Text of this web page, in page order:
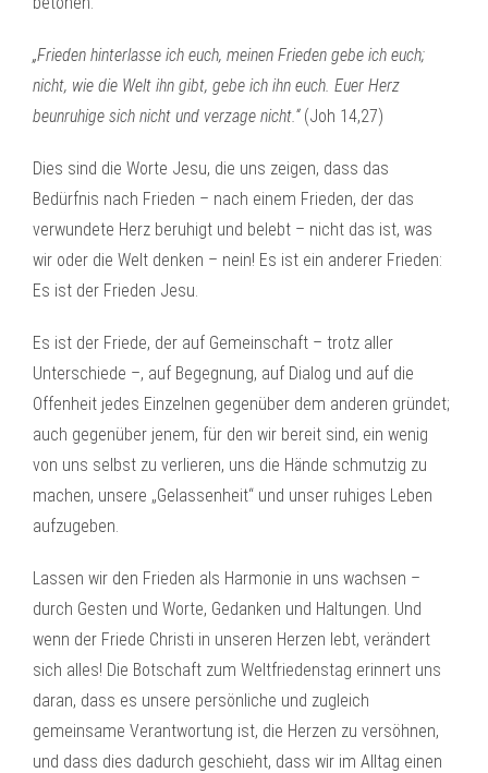
„Frieden hinterlasse ich euch, meinen Frieden gebe ich euch;
nicht, wie die Welt ihn gibt, gebe ich ihn euch. Euer Herz
beunruhige sich nicht und verzage nicht.“(Joh 14,27)
Dies sind die Worte Jesu, die uns zeigen, dass das
Bedürfnis nach Frieden – nach einem Frieden, der das
verwundete Herz beruhigt und belebt – nicht das ist, was
wir oder die Welt denken – nein! Es ist ein anderer Frieden:
Es ist der Frieden Jesu.
Es ist der Friede, der auf Gemeinschaft – trotz aller
Unterschiede –, auf Begegnung, auf Dialog und auf die
Offenheit jedes Einzelnen gegenüber dem anderen gründet;
auch gegenüber jenem, für den wir bereit sind, ein wenig
von uns selbst zu verlieren, uns die Hände schmutzig zu
machen, unsere „Gelassenheit“ und unser ruhiges Leben
aufzugeben.
Lassen wir den Frieden als Harmonie in uns wachsen –
durch Gesten und Worte, Gedanken und Haltungen. Und
wenn der Friede Christi in unseren Herzen lebt, verändert
sich alles! Die Botschaft zum Weltfriedenstag erinnert uns
daran, dass es unsere persönliche und zugleich
gemeinsame Verantwortung ist, die Herzen zu versöhnen,
und dass dies dadurch geschieht, dass wir im Alltag einen